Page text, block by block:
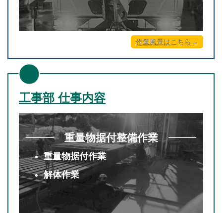
作業風景はこちら→
工事部 仕事内容
重量物据付整備作業
重量物据付作業
解体作業